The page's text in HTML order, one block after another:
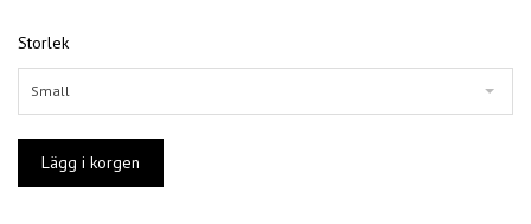
Storlek
Small